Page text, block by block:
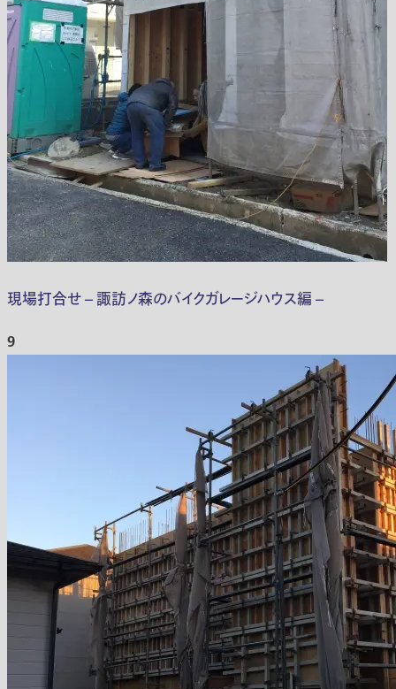
現場打合せ – 諏訪ノ森のバイクガレージハウス編 –
9